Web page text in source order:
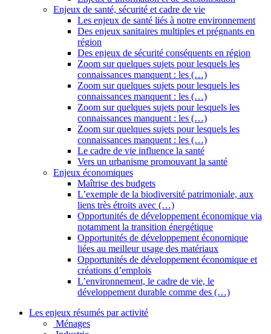
Enjeux de santé, sécurité et cadre de vie
Les enjeux de santé liés à notre environnement
Des enjeux sanitaires multiples et prégnants en
région
Des enjeux de sécurité conséquents en région
Zoom sur quelques sujets pour lesquels les
connaissances manquent : les (…)
Zoom sur quelques sujets pour lesquels les
connaissances manquent : les (…)
Zoom sur quelques sujets pour lesquels les
connaissances manquent : les (…)
Zoom sur quelques sujets pour lesquels les
connaissances manquent : les (…)
Le cadre de vie influence la santé
Vers un urbanisme promouvant la santé
Enjeux économiques
Maîtrise des budgets
L’exemple de la biodiversité patrimoniale, aux
liens très étroits avec (…)
Opportunités de développement économique via
notamment la transition énergétique
Opportunités de développement économique
liées au meilleur usage des matériaux
Opportunités de développement économique et
créations d’emplois
L’environnement, le cadre de vie, le
développement durable comme des (…)
Les enjeux résumés par activité
Ménages